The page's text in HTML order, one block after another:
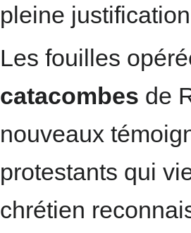
pleine
Les fouilles
catacombes de
nouveaux
protestants qui
chrétien